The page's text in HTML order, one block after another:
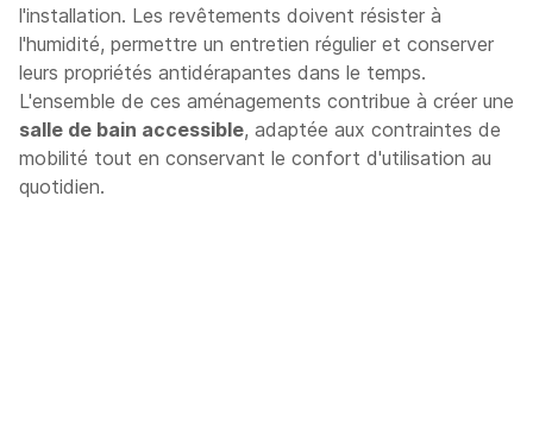
l'installation. Les revêtements doivent résister à
l'humidité, permettre un entretien régulier et conserver
leurs propriétés antidérapantes dans le temps.
L'ensemble de ces aménagements contribue à créer une
salle de bain accessible, adaptée aux contraintes de
mobilité tout en conservant le confort d'utilisation au
quotidien.